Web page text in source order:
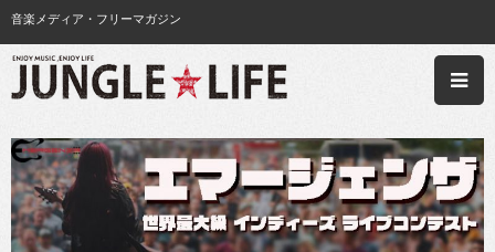
音楽メディア・フリーマガジン